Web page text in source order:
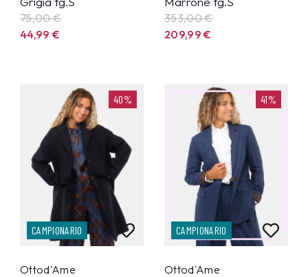
75,00 €
44,99€
353,00 €
209,99€
40%
CAMPIONARIO
Ottod'Ame
41%
CAMPIONARIO
Ottod'Ame